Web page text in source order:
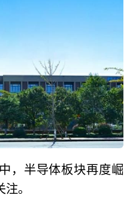
，半导体板块再度崛
。